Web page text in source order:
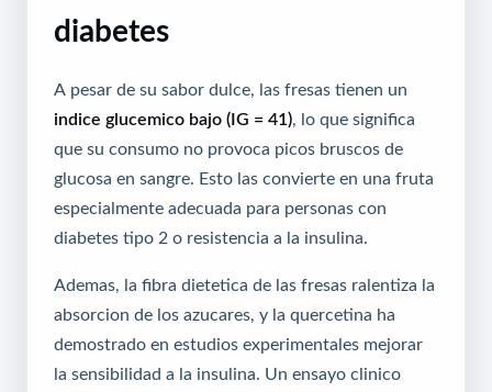
diabetes
A pesar de su sabor dulce, las fresas tienen un
indice glucemico bajo (IG = 41) , lo que significa
que su consumo no provoca picos bruscos de
glucosa en sangre. Esto las convierte en una fruta
especialmente adecuada para personas con
diabetes tipo 2 o resistencia a la insulina.
Ademas, la fibra dietetica de las fresas ralentiza la
absorcion de los azucares, y la quercetina ha
demostrado en estudios experimentales mejorar
la sensibilidad a la insulina. Un ensayo clinico